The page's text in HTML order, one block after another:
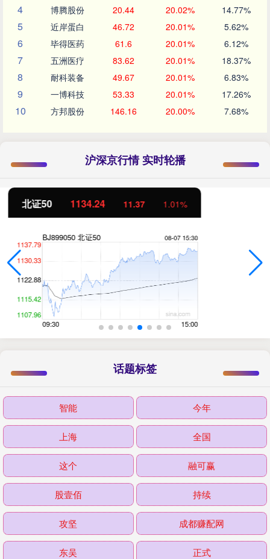
4 博腾股份 20.44 20.02% 14.77%
5 近岸蛋白 46.72 20.01% 5.62%
6 毕得医药 61.6 20.01% 6.12%
7 五洲医疗 83.62 20.01% 18.37%
8 耐科装备 49.67 20.01% 6.83%
9 一博科技 53.33 20.01% 17.26%
10 方邦股份 146.16 20.00% 7.68%
沪深京行情 实时轮播
创业板指 3563.12 47.56
话题标签
智能 今年
上海 全国
这个 融可赢
股壹佰 持续
攻坚 成都赚配网
东吴 正式